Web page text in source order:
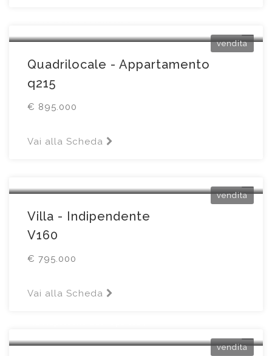
vendita
Quadrilocale - Appartamento
q215
€ 895.000
Vai alla Scheda
vendita
Villa - Indipendente
V160
€ 795.000
Vai alla Scheda
vendita